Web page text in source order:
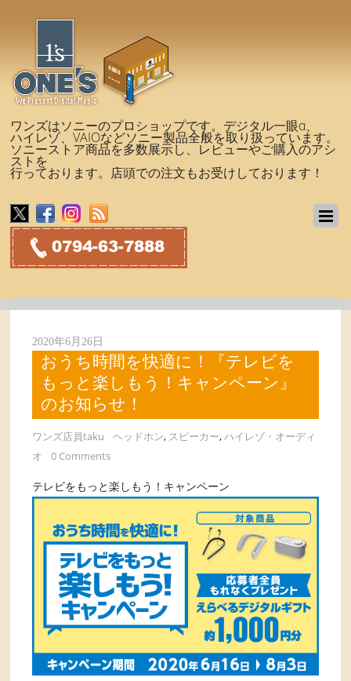
ワンズはソニーのプロショップです。デジタル一眼α、
ハイレゾ、VAIOなどソニー製品全般を取り扱っています。
ソニーストア商品を多数展示し、レビューやご購入のアシ
ストを
行っております。店頭での注文もお受けしております！
2020年6月26日
おうち時間を快適に！『テレビを
もっと楽しもう！キャンペーン』
のお知らせ！
ワンズ店員taku ヘッドホン, スピーカー,ハイレゾ・オーディ
オ
0 Comments
テレビをもっと楽しもう！キャンペーン